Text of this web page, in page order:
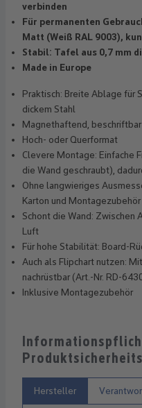
verbinden
Für permanenten
Matt (Weiß RAL 9003),
Stabil: Tafel aus 0,7 mm
Made in Europe
Praktisch: Breite Ablage für
dickem Stahl
Magnethaftend,
Hoch- oder Querformat
Clevere Montage: Einfache
die Wand geschraubt),
Ohne langwieriges
Karton und Montagezubehör
Schont die Wand: Zwischen
Luft
Für hohe Stabilität: Board-
Auch als Flipchart nutzen:
nachrüstbar (Art.-Nr. RD-
Inklusive Montagezubehör
Hersteller